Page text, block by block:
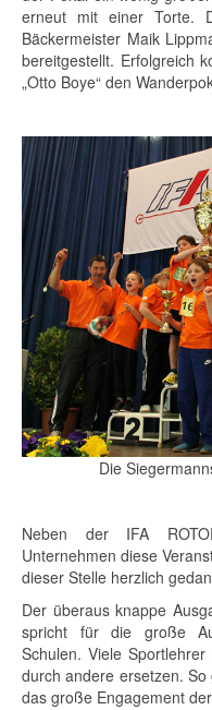
erneut mit einer Torte.
Bäckermeister Maik
bereitgestellt. Erfolgreich
„Otto Boye“ den
Die
Neben der IFA
Unternehmen diese
dieser Stelle herzlich
Der überaus knappe
spricht für die große
Schulen. Viele
durch andere ersetzen.
das große Engagement